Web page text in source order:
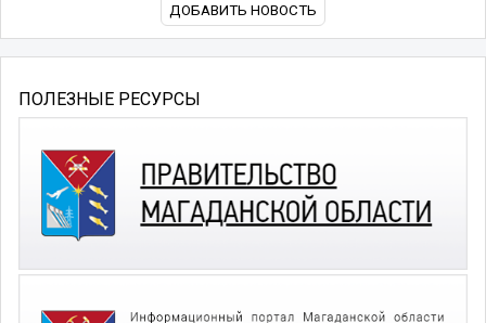
ДОБАВИТЬ НОВОСТЬ
ПОЛЕЗНЫЕ РЕСУРСЫ